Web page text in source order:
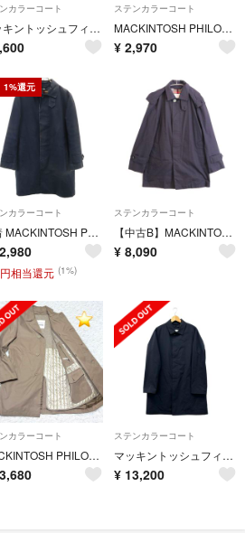
カラーコート
マッキントッシュフィロソフィー ステンカラーコート ロング チェック 2
ステンカラーコート
MACKINTOSH PHILOSOPHY マッキントッシュフィロソフィー ウール混 ライナー付き フーディー ステンカラー コート size36/赤紫 ◇■ メンズ
¥ 2,970
1%還元
カラーコート
古着 MACKINTOSH PHILOSOPHY マッキントッシュフィロソフィー 日本製 ステンカラーコート 36 ネイビー系 ライナー 三陽商会 メンズ
相当還元 (1%)
ステンカラーコート
【中古B】MACKINTOSH PHILOSOPHY マッキントッシュフィロソフィー 38 M メンズ ステンカラーコート フード取り外し可 通勤 H1C23-114-29 紺 中古B 古着
¥ 8,090
カラーコート
MACKINTOSH PHILOSOPHY ステンカラーコート 中綿ライナー付き
ステンカラーコート
マッキントッシュフィロソフィー MACKINTOSH PHILOSOPHY ステンカラーコート メンズ
¥ 13,200